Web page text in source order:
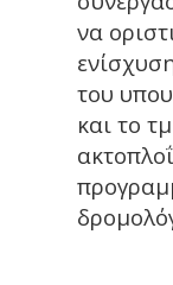
να
του
και το